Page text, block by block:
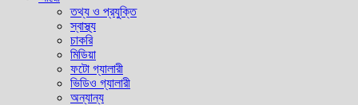
তথ্য ও প্রযুক্তি
স্বাস্থ্য
চাকরি
মিডিয়া
ফটো গ্যালারী
ভিডিও গ্যালারী
অন্যান্য